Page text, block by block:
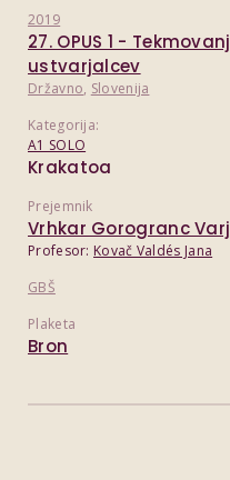
2019
27. OPUS 1 -
ustvarjalcev
Državno, Slovenija
Kategorija:
A1 SOLO
Krakatoa
Prejemnik
Vrhkar Gorogranc
Profesor: Kovač Valdés Jana
GBŠ
Plaketa
Bron